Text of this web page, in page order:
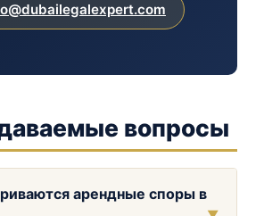
вопросы
арендные споры в